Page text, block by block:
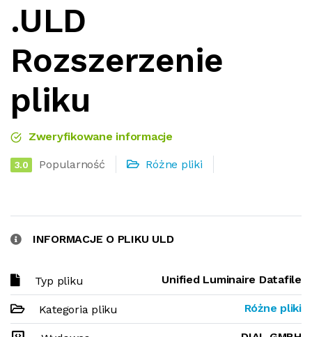
.ULD
Rozszerzenie
pliku
Zweryfikowane informacje
3.0 Popularność Różne pliki
INFORMACJE O PLIKU ULD
Typ pliku Unified Luminaire Datafile
Kategoria pliku Różne pliki